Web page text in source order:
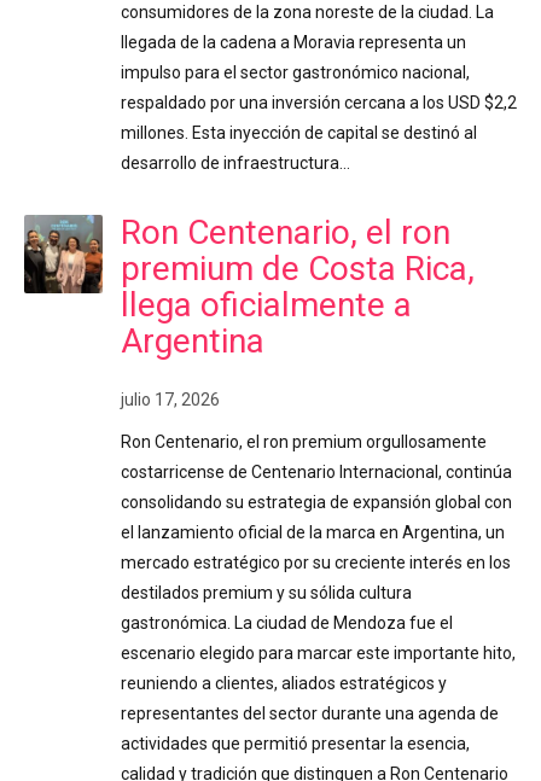
consumidores de la zona noreste de la ciudad. La
llegada de la cadena a Moravia representa un
impulso para el sector gastronómico nacional,
respaldado por una inversión cercana a los USD $2,2
millones. Esta inyección de capital se destinó al
desarrollo de infraestructura…
Ron Centenario, el ron
premium de Costa Rica,
llega oficialmente a
Argentina
julio 17, 2026
Ron Centenario, el ron premium orgullosamente
costarricense de Centenario Internacional, continúa
consolidando su estrategia de expansión global con
el lanzamiento oficial de la marca en Argentina, un
mercado estratégico por su creciente interés en los
destilados premium y su sólida cultura
gastronómica. La ciudad de Mendoza fue el
escenario elegido para marcar este importante hito,
reuniendo a clientes, aliados estratégicos y
representantes del sector durante una agenda de
actividades que permitió presentar la esencia,
calidad y tradición que distinguen a Ron Centenario